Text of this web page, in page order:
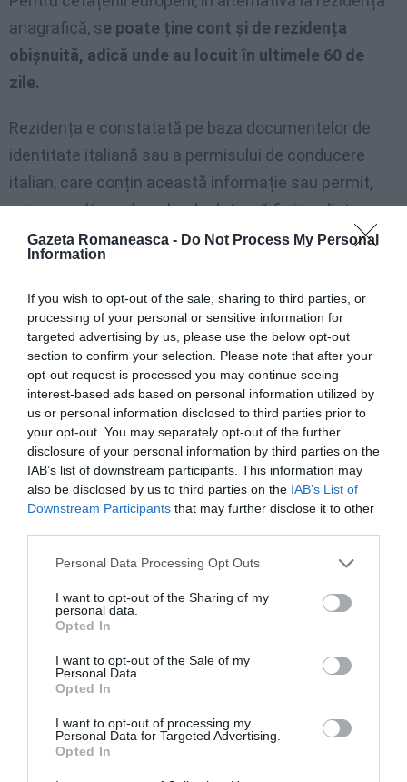
Gazeta Romaneasca - Do Not Process My Personal
Information
If you wish to opt-out of the sale, sharing to third parties, or
processing of your personal or sensitive information for
targeted advertising by us, please use the below opt-out
section to confirm your selection. Please note that after your
opt-out request is processed you may continue seeing
interest-based ads based on personal information utilized by
us or personal information disclosed to third parties prior to
your opt-out. You may separately opt-out of the further
disclosure of your personal information by third parties on the
IAB’s list of downstream participants. This information may
also be disclosed by us to third parties on the IAB’s List of
Downstream Participants that may further disclose it to other
Personal Data Processing Opt Outs
I want to opt-out of the Sharing of my
personal data.
Opted In
I want to opt-out of the Sale of my
Personal Data.
Opted In
I want to opt-out of processing my
Personal Data for Targeted Advertising.
Opted In
anagrafică, se poate ține cont și de rezidența
obișnuită, adică unde au locuit în ultimele 60 de
zile.
Rezidența e constatată pe baza documentelor de
identitate italiană sau a permisului de conducere
italian, care conțin această informație sau permit,
prin consultarea bazelor de date, să fie imediat
verificată. În cazul lipsei acestor documente, a lipsei
indicației rezidenței șoferului, sau în toate cazurile în
care, pentru declarațiile inconsecvente ale persoanei
controlate sau din alte indicații,există îndoieli cu
privire la reședința efectivăîn Italia sau la timpul de
ședere, partea interesată va fi invitatăsă declare
(prin intermediul unui formular) rezidența actuală și
timpul de la care aceasta este efectivă sau, în
cazurile prevăzute de lege,să o autocertifice.
Dacă susține că nu este rezident în Italia
, în
ca această circumstanță să fie indicată, cu
rezidență temporară sau domiciliu în Italia. Pe baza
acestei declarații sau auto-certificare, pot fi
efectuate investigații adecvate în primăria de locul
de domiciliu sau de rezidență indicat de partea
interesată, cu posibila aplicare ulterioară sancțiunilor
pentrudeclarații false sau fals în autocertificare